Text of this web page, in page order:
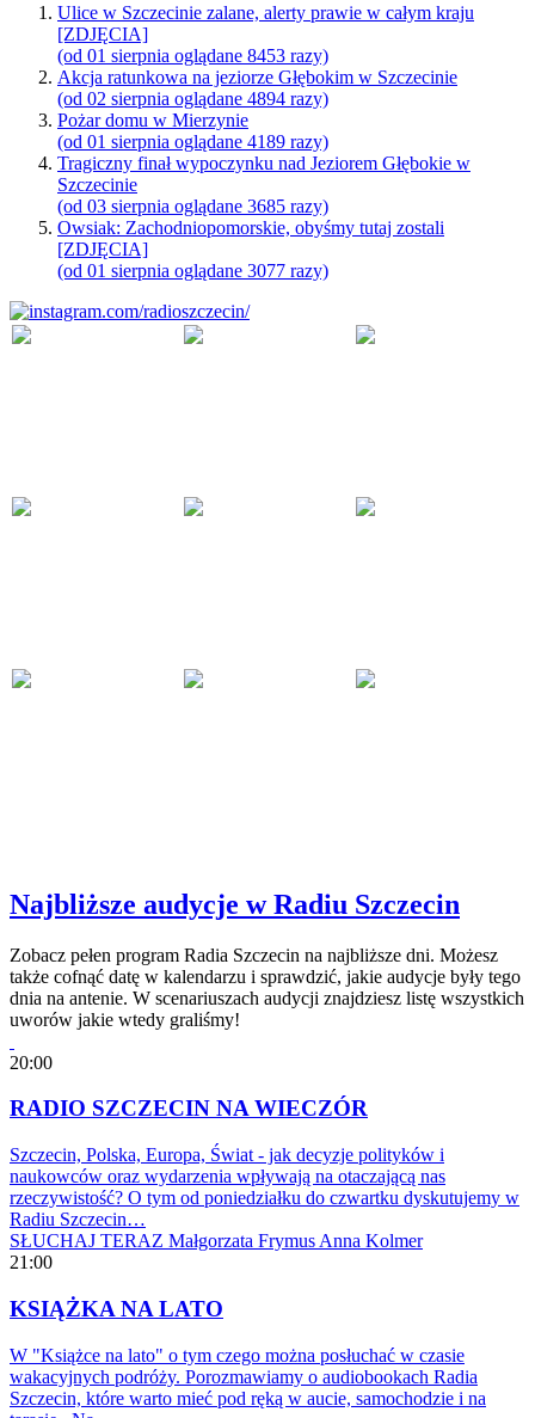
Ulice w Szczecinie zalane, alerty prawie w całym kraju
[ZDJĘCIA]
(od 01 sierpnia oglądane 8453 razy)
Akcja ratunkowa na jeziorze Głębokim w Szczecinie
(od 02 sierpnia oglądane 4894 razy)
Pożar domu w Mierzynie
(od 01 sierpnia oglądane 4189 razy)
Tragiczny finał wypoczynku nad Jeziorem Głębokie w
Szczecinie
(od 03 sierpnia oglądane 3685 razy)
Owsiak: Zachodniopomorskie, obyśmy tutaj zostali
[ZDJĘCIA]
(od 01 sierpnia oglądane 3077 razy)
Najbliższe audycje w Radiu Szczecin
Zobacz pełen program Radia Szczecin na najbliższe dni. Możesz
także cofnąć datę w kalendarzu i sprawdzić, jakie audycje były tego
dnia na antenie. W scenariuszach audycji znajdziesz listę wszystkich
uworów jakie wtedy graliśmy!
20:00
RADIO SZCZECIN NA WIECZÓR
Szczecin, Polska, Europa, Świat - jak decyzje polityków i
naukowców oraz wydarzenia wpływają na otaczającą nas
rzeczywistość? O tym od poniedziałku do czwartku dyskutujemy w
Radiu Szczecin…
SŁUCHAJ TERAZ Małgorzata Frymus Anna Kolmer
21:00
KSIĄŻKA NA LATO
W "Książce na lato" o tym czego można posłuchać w czasie
wakacyjnych podróży. Porozmawiamy o audiobookach Radia
Szczecin, które warto mieć pod ręką w aucie, samochodzie i na